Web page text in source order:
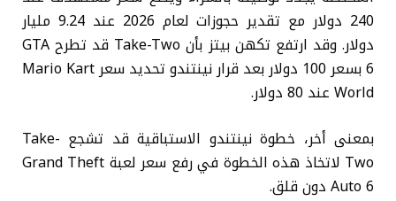
240 دولار مع تقدير حجوزات لعام 2026 عند 9.24 مليار
دولار. وقد ارتفع تكهن بيتز بأن Take-Two قد تطرح GTA
6 بسعر 100 دولار بعد قرار نينتندو تحديد سعر Mario Kart
World عند 80 دولار.
بمعنى أخر، خطوة نينتندو الاستباقية قد تشجع Take-
Two لاتخاذ هذه الخطوة في رفع سعر لعبة Grand Theft
Auto 6 دون قلق.